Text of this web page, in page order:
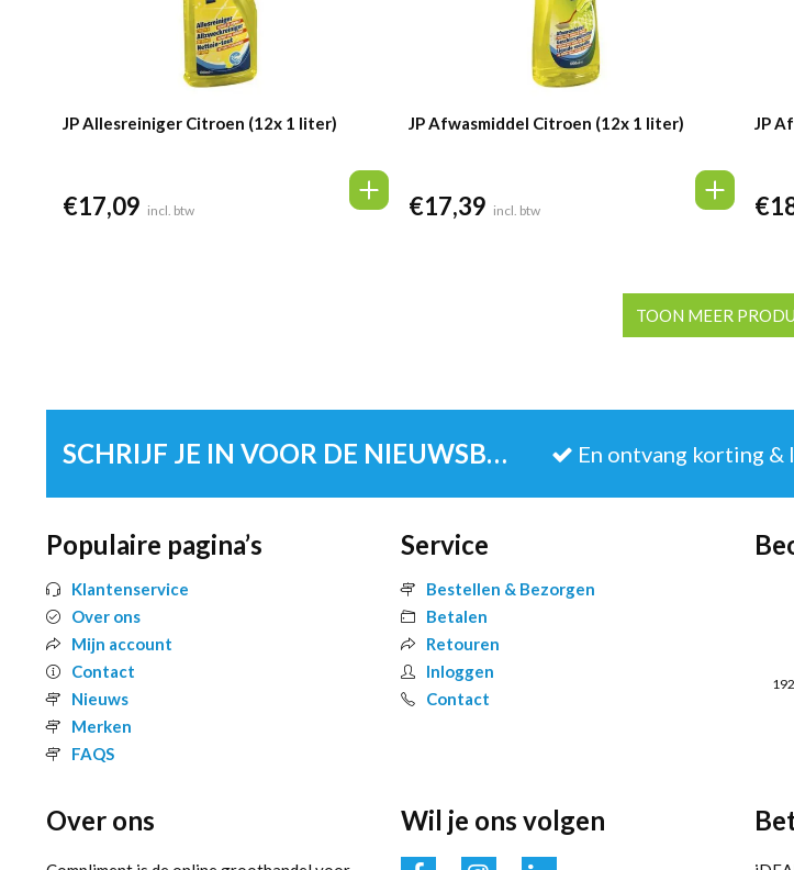
JP Allesreiniger Citroen (12x 1 liter)
€17,09 incl. btw
JP Afwasmiddel Citroen (12x 1 liter)
€17,39 incl. btw
JP
€
TOON MEER
SCHRIJF JE IN VOOR DE NIEUWSBRIEF En ontvang korting &
Populaire pagina’s
Klantenservice
Over ons
Mijn account
Contact
Nieuws
Merken
FAQS
Service
Bestellen & Bezorgen
Betalen
Retouren
Inloggen
Contact
Over ons Wil je ons volgen